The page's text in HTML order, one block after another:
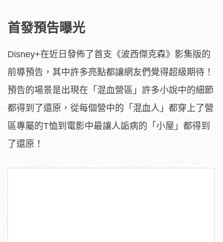
首發預告曝光
Disney+在近日發佈了首支《波西傑克森》影集版的
前導預告，其中許多亮點都讓網友們覺得超級期待！
預告的場景是出現在「混血營區」許多小說中的細節
都得到了還原，從每個營中的「混血人」都穿上了營
區專屬的T恤到電影中最讓人詬病的「小屋」都得到
了還原！